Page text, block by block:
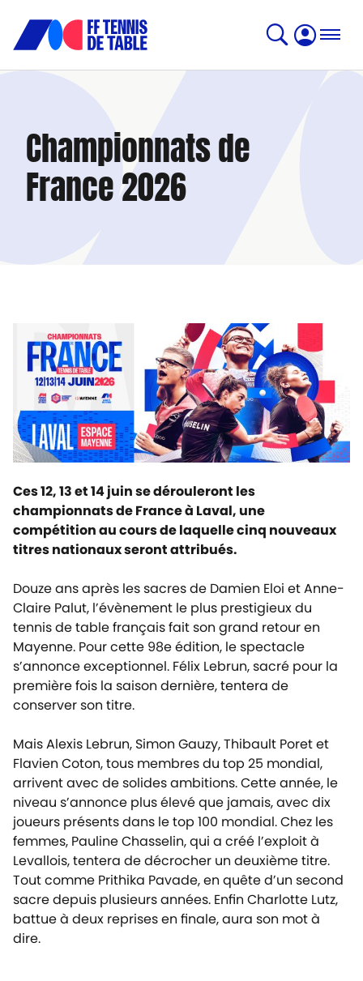
Championnats de
France 2026
Ces 12, 13 et 14 juin se dérouleront les
championnats de France à Laval, une
compétition au cours de laquelle cinq nouveaux
titres nationaux seront attribués.
Douze ans après les sacres de Damien Eloi et Anne-
Claire Palut, l’évènement le plus prestigieux du
tennis de table français fait son grand retour en
Mayenne. Pour cette 98e édition, le spectacle
s’annonce exceptionnel. Félix Lebrun, sacré pour la
première fois la saison dernière, tentera de
conserver son titre.
Mais Alexis Lebrun, Simon Gauzy, Thibault Poret et
Flavien Coton, tous membres du top 25 mondial,
arrivent avec de solides ambitions. Cette année, le
niveau s’annonce plus élevé que jamais, avec dix
joueurs présents dans le top 100 mondial. Chez les
femmes, Pauline Chasselin, qui a créé l’exploit à
Levallois, tentera de décrocher un deuxième titre.
Tout comme Prithika Pavade, en quête d’un second
sacre depuis plusieurs années. Enfin Charlotte Lutz,
battue à deux reprises en finale, aura son mot à
dire.